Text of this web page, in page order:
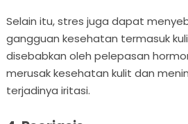
Selain itu, stres juga dapat
gangguan kesehatan termasuk
disebabkan oleh pelepasan
merusak kesehatan kulit dan
terjadinya iritasi.